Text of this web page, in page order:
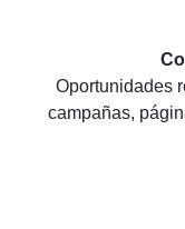
Oportunidades
campañas,